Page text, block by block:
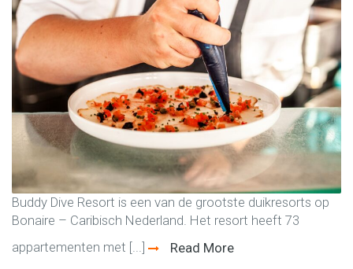
Buddy Dive Resort is een van de grootste duikresorts op
Bonaire – Caribisch Nederland. Het resort heeft 73
appartementen met [...]
Read More